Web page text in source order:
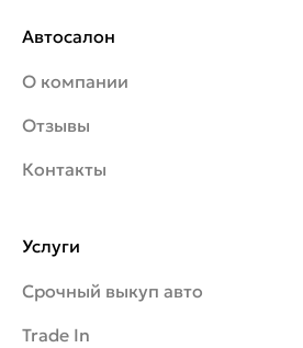
Автосалон
О компании
Отзывы
Контакты
Услуги
Срочный выкуп авто
Trade In